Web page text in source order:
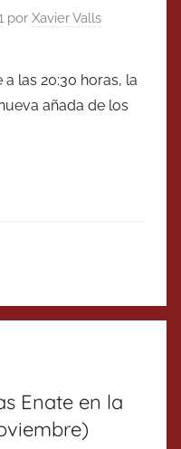
por Xavier Valls
las 20:30 horas, la
añada de los
Enate en la